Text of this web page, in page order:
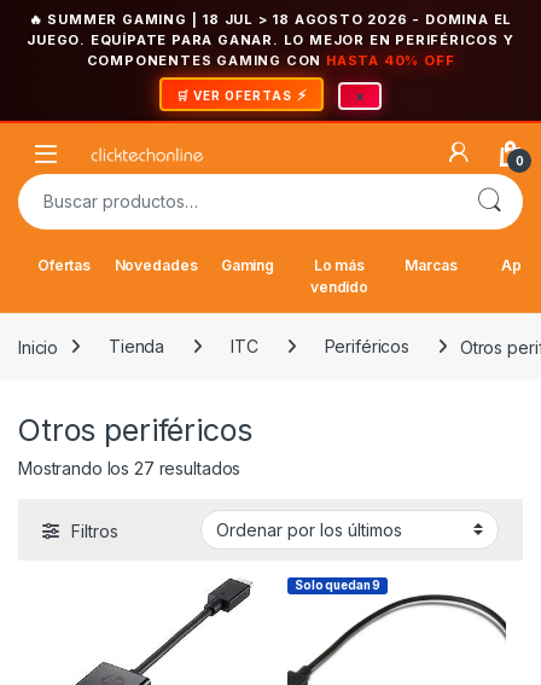
🔥 SUMMER GAMING | 18 JUL > 18 AGOSTO 2026 - DOMINA EL
JUEGO. EQUÍPATE PARA GANAR. LO MEJOR EN PERIFÉRICOS Y
COMPONENTES GAMING CON HASTA 40% OFF
🛒 VER OFERTAS ×
Open 0
Buscar por:
Ofertas Novedades Gaming
Lo más
vendido
Marcas
Inicio Tienda ITC Periféricos Otros
Otros periféricos
Mostrando los 27 resultados
Filtros
Solo quedan 9